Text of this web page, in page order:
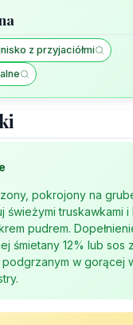
z przyjaciółmi
pokrojony na
świeżymi truskawkami i
pudrem.
śmietany 12% lub sos
w gorącej